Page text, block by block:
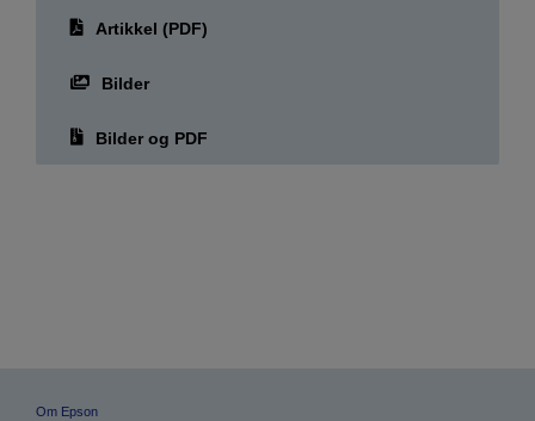
Artikkel (PDF)
Bilder
Bilder og PDF
Om Epson